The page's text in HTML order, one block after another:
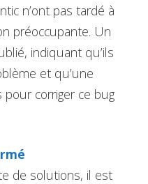
n’ont pas tardé à
préoccupante. Un
indiquant qu’ils
et qu’une
corriger ce bug
de solutions, il est